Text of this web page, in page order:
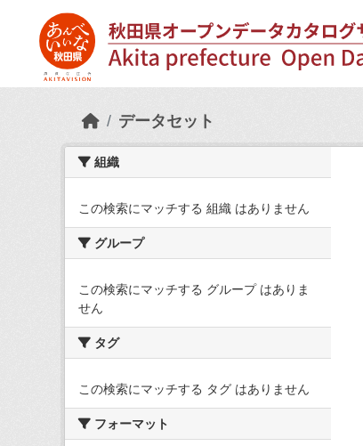
データセット
組織
この検索にマッチする 組織 はありません
グループ
この検索にマッチする グループ はありま
せん
タグ
この検索にマッチする タグ はありません
フォーマット